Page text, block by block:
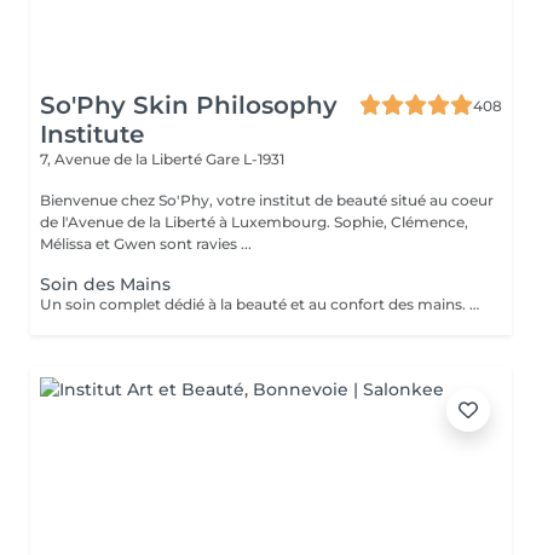
So'Phy Skin Philosophy
Institute
408
7, Avenue de la Liberté Gare L-1931
Bienvenue chez So'Phy, votre institut de beauté situé au coeur
de l'Avenue de la Liberté à Luxembourg. Sophie, Clémence,
Mélissa et Gwen sont ravies ...
Soin des Mains
Un soin complet dédié à la beauté et au confort des mains. Le soin débute par une exfoliation douce afin d'affiner le grain de peau et révéler son éclat naturel. Les mains sont ensuite enveloppées dans un masque hydratant et nourrissant pour une action en profondeur. Pendant ce temps, les ongles sont soigneusement travaillés afin de leur redonner une forme nette et harmonieuse. Le soin se termine par un massage relaxant des mains, procurant une sensation immédiate de confort et de détente. Les mains sont plus douces, la peau nourrie et les ongles parfaitement soignés. Le vernis classique n'est pas proposé à l'institut. Si vous le souhaitez, nous pouvons toutefois réaliser la pose avec votre propre vernis en sélectionnant l'option correspondante.